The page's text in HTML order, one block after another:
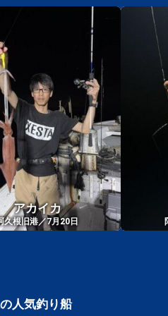
アカイカ
久根旧港／7月20日
人気釣り船